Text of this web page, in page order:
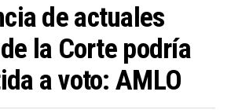
de actuales
la Corte podría
a voto: AMLO